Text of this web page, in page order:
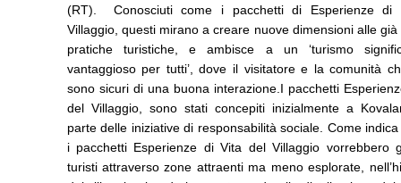
(RT). Conosciuti come i pacchetti di Esperienze di
Villaggio, questi mirano a creare nuove dimensioni alle già
pratiche turistiche, e ambisce a un ‘turismo
vantaggioso per tutti’, dove il visitatore e la comunità
sono sicuri di una buona interazione.I pacchetti
del Villaggio, sono stati concepiti inizialmente a
parte delle iniziative di responsabilità sociale. Come
i pacchetti Esperienze di Vita del Villaggio vorrebbero
turisti attraverso zone attraenti ma meno esplorate,